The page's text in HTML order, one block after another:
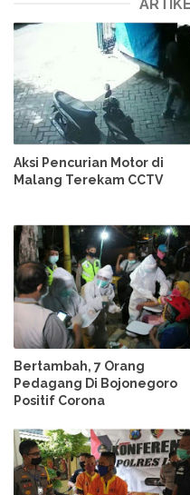
Aksi Pencurian Motor di
Malang Terekam CCTV
Bertambah, 7 Orang
Pedagang Di Bojonegoro
Positif Corona